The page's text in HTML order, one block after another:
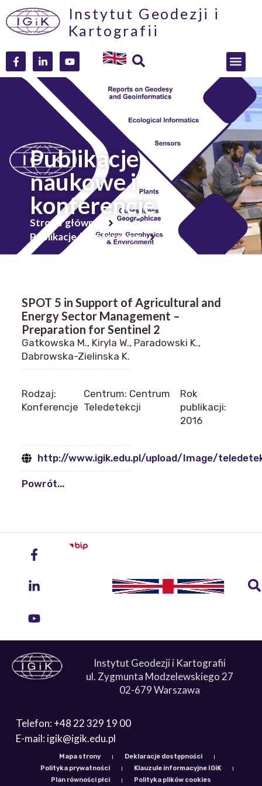
Instytut Geodezji i
Kartografii
Publikacje
naukowe i
konferencje
Strona główna
Publikacje i konferencje
SPOT 5 in Support of Agricultural and
Energy Sector Management –
Preparation for Sentinel 2
Gatkowska M., Kiryla W., Paradowski K.,
Dabrowska-Zielinska K.
Rodzaj:
Konferencje
Centrum: Centrum
Teledetekcji
Rok
publikacji:
2016
http://www.igik.edu.pl/upload/Image/
Powrót...
Instytut Geodezji i Kartografii
ul. Zygmunta Modzelewskiego 27
02-679 Warszawa
Telefon: +48 22 329 19 00
E-mail: igik@igik.edu.pl
Mapa strony
Deklaracje dostępności
Polityka prywatności
Klauzule informacyjne IGiK
Plan równości płci
Polityka plików cookies